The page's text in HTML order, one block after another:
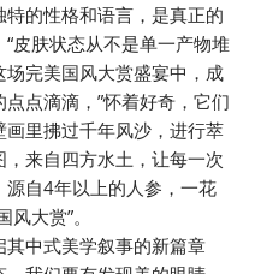
的性格和语言，是真正的
皮肤状态从不是单一产物堆
完美国风大赏盛宴中，成
点滴滴，”怀着好奇，它们
里拂过千年风沙，进行萃
来自四方水土，让每一次
自4年以上的人参，一花
大赏”。
中式美学叙事的新篇章